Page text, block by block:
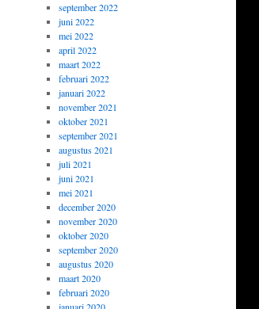
september 2022
juni 2022
mei 2022
april 2022
maart 2022
februari 2022
januari 2022
november 2021
oktober 2021
september 2021
augustus 2021
juli 2021
juni 2021
mei 2021
december 2020
november 2020
oktober 2020
september 2020
augustus 2020
maart 2020
februari 2020